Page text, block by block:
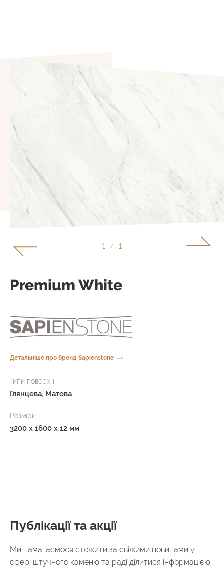
1 / 1
Premium White
Детальніше про бренд Sapienstone
Типи поверхні
Глянцева, Матова
Розміри
3200 x 1600 x 12 мм
Публікації та акції
Ми намагаємося стежити за свіжими новинами у
сфері штучного каменю та раді ділитися інформацією